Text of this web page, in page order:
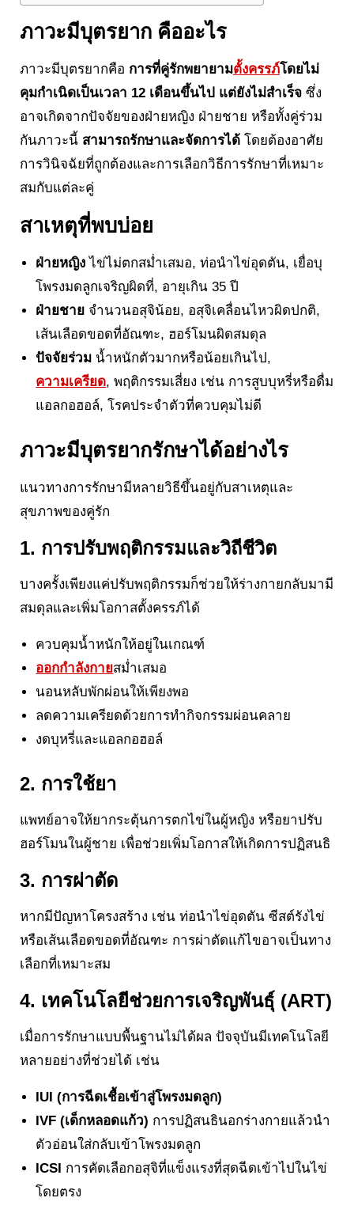
ภาวะมีบุตรยาก คืออะไร
ภาวะมีบุตรยากคือ การที่คู่รักพยายามตั้งครรภ์โดยไม่
คุมกำเนิดเป็นเวลา 12 เดือนขึ้นไป แต่ยังไม่สำเร็จ ซึ่ง
อาจเกิดจากปัจจัยของฝ่ายหญิง ฝ่ายชาย หรือทั้งคู่ร่วม
กันภาวะนี้ สามารถรักษาและจัดการได้ โดยต้องอาศัย
การวินิจฉัยที่ถูกต้องและการเลือกวิธีการรักษาที่เหมาะ
สมกับแต่ละคู่
สาเหตุที่พบบ่อย
ฝ่ายหญิง ไข่ไม่ตกสม่ำเสมอ, ท่อนำไข่อุดตัน, เยื่อบุ
โพรงมดลูกเจริญผิดที่, อายุเกิน 35 ปี
ฝ่ายชาย จำนวนอสุจิน้อย, อสุจิเคลื่อนไหวผิดปกติ,
เส้นเลือดขอดที่อัณฑะ, ฮอร์โมนผิดสมดุล
ปัจจัยร่วม น้ำหนักตัวมากหรือน้อยเกินไป,
ความเครียด, พฤติกรรมเสี่ยง เช่น การสูบบุหรี่หรือดื่ม
แอลกอฮอล์, โรคประจำตัวที่ควบคุมไม่ดี
ภาวะมีบุตรยากรักษาได้อย่างไร
แนวทางการรักษามีหลายวิธีขึ้นอยู่กับสาเหตุและ
สุขภาพของคู่รัก
1. การปรับพฤติกรรมและวิถีชีวิต
บางครั้งเพียงแค่ปรับพฤติกรรมก็ช่วยให้ร่างกายกลับมามี
สมดุลและเพิ่มโอกาสตั้งครรภ์ได้
ควบคุมน้ำหนักให้อยู่ในเกณฑ์
ออกกำลังกายสม่ำเสมอ
นอนหลับพักผ่อนให้เพียงพอ
ลดความเครียดด้วยการทำกิจกรรมผ่อนคลาย
งดบุหรี่และแอลกอฮอล์
2. การใช้ยา
แพทย์อาจให้ยากระตุ้นการตกไข่ในผู้หญิง หรือยาปรับ
ฮอร์โมนในผู้ชาย เพื่อช่วยเพิ่มโอกาสให้เกิดการปฏิสนธิ
3. การผ่าตัด
หากมีปัญหาโครงสร้าง เช่น ท่อนำไข่อุดตัน ซีสต์รังไข่
หรือเส้นเลือดขอดที่อัณฑะ การผ่าตัดแก้ไขอาจเป็นทาง
เลือกที่เหมาะสม
4. เทคโนโลยีช่วยการเจริญพันธุ์ (ART)
เมื่อการรักษาแบบพื้นฐานไม่ได้ผล ปัจจุบันมีเทคโนโลยี
หลายอย่างที่ช่วยได้ เช่น
IUI (การฉีดเชื้อเข้าสู่โพรงมดลูก)
IVF (เด็กหลอดแก้ว) การปฏิสนธินอกร่างกายแล้วนำ
ตัวอ่อนใส่กลับเข้าโพรงมดลูก
ICSI การคัดเลือกอสุจิที่แข็งแรงที่สุดฉีดเข้าไปในไข่
โดยตรง